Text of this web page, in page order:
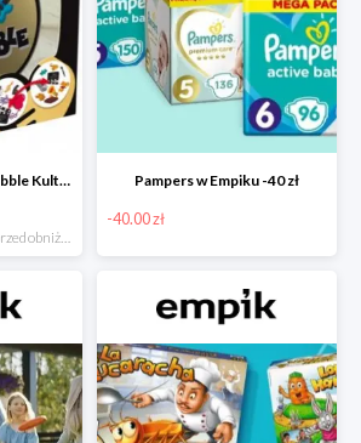
Rebel gra rodzinna Dobble Kultura w super cenie w Empiku Premium Pampers w Empiku -40 zł
-40.00 zł